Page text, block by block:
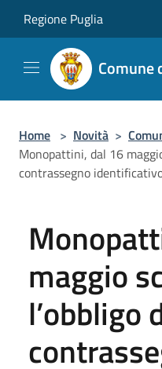
Regione Puglia
Comune
Home > Novità >
Monopattini, dal 16
contrassegno
maggio
l’obbligo